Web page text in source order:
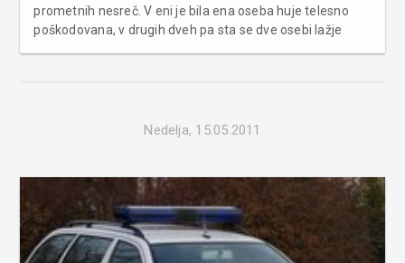
prometnih nesreč. V eni je bila ena oseba huje telesno
poškodovana, v drugih dveh pa sta se dve osebi lažje
Nedelja, 15.05.2011